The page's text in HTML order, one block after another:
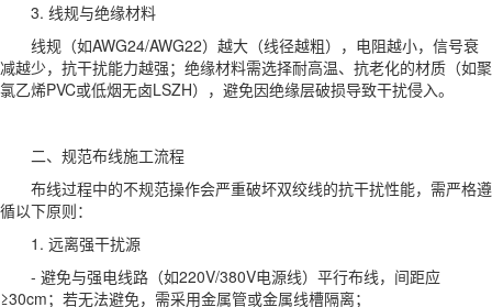
3. 线规与绝缘材料
线规（如AWG24/AWG22）越大（线径越粗），电阻越小，信号衰
减越少，抗干扰能力越强；绝缘材料需选择耐高温、抗老化的材质（如聚
氯乙烯PVC或低烟无卤LSZH），避免因绝缘层破损导致干扰侵入。
二、规范布线施工流程
布线过程中的不规范操作会严重破坏双绞线的抗干扰性能，需严格遵
循以下原则：
1. 远离强干扰源
- 避免与强电线路（如220V/380V电源线）平行布线，间距应
≥30cm；若无法避免，需采用金属管或金属线槽隔离；